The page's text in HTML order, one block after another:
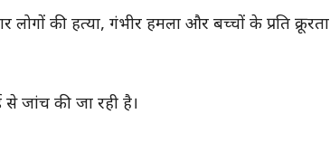
की हत्या, गंभीर हमला और बच्चों के प्रति क्रूरता
जांच की जा रही है।